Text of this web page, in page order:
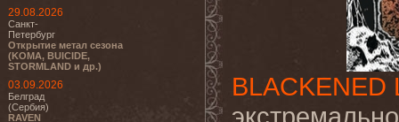
29.08.2026
Санкт-
Петербург
Открытие метал сезона
(KOMA, BUICIDE,
STORMLAND и др.)
03.09.2026
Белград
(Сербия)
RAVEN
BLACKENED